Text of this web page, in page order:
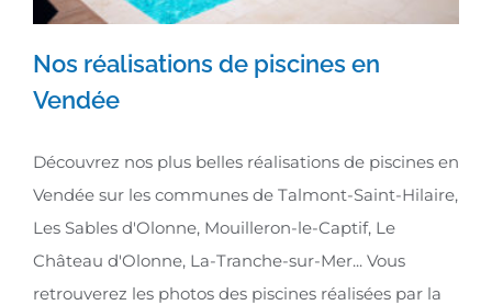
Vendée
Nos réalisations de piscines en
Vendée
Découvrez nos plus belles réalisations de piscines en
Vendée sur les communes de Talmont-Saint-Hilaire,
Les Sables d'Olonne, Mouilleron-le-Captif, Le
Château d'Olonne, La-Tranche-sur-Mer... Vous
retrouverez les photos des piscines réalisées par la